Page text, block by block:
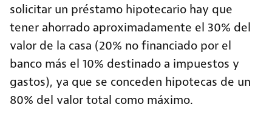
solicitar un préstamo hipotecario hay que
tener ahorrado aproximadamente el 30% del
valor de la casa (20% no financiado por el
banco más el 10% destinado a impuestos y
gastos), ya que se conceden hipotecas de un
80% del valor total como máximo.